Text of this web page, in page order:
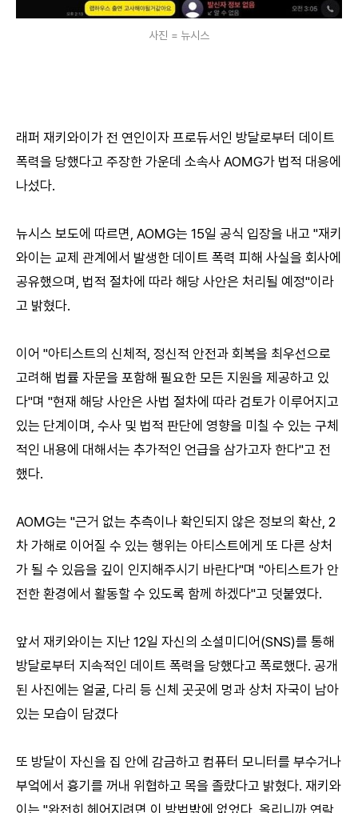
사진 = 뉴시스
래퍼 재키와이가 전 연인이자 프로듀서인 방달로부터 데이트
폭력을 당했다고 주장한 가운데 소속사 AOMG가 법적 대응에
나섰다.
뉴시스 보도에 따르면, AOMG는 15일 공식 입장을 내고 "재키
와이는 교제 관계에서 발생한 데이트 폭력 피해 사실을 회사에
공유했으며, 법적 절차에 따라 해당 사안은 처리될 예정"이라
고 밝혔다.
이어 "아티스트의 신체적, 정신적 안전과 회복을 최우선으로
고려해 법률 자문을 포함해 필요한 모든 지원을 제공하고 있
다"며 "현재 해당 사안은 사법 절차에 따라 검토가 이루어지고
있는 단계이며, 수사 및 법적 판단에 영향을 미칠 수 있는 구체
적인 내용에 대해서는 추가적인 언급을 삼가고자 한다"고 전
했다.
AOMG는 "근거 없는 추측이나 확인되지 않은 정보의 확산, 2
차 가해로 이어질 수 있는 행위는 아티스트에게 또 다른 상처
가 될 수 있음을 깊이 인지해주시기 바란다"며 "아티스트가 안
전한 환경에서 활동할 수 있도록 함께 하겠다"고 덧붙였다.
앞서 재키와이는 지난 12일 자신의 소셜미디어(SNS)를 통해
방달로부터 지속적인 데이트 폭력을 당했다고 폭로했다. 공개
된 사진에는 얼굴, 다리 등 신체 곳곳에 멍과 상처 자국이 남아
있는 모습이 담겼다
또 방달이 자신을 집 안에 감금하고 컴퓨터 모니터를 부수거나
부엌에서 흉기를 꺼내 위협하고 목을 졸랐다고 밝혔다. 재키와
이는 "완전히 헤어지려면 이 방법밖에 없었다. 올리니까 연락